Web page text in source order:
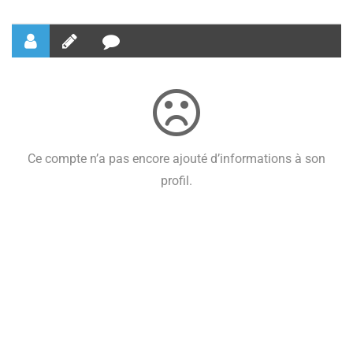
Ce compte n’a pas encore ajouté d’informations à son
profil.